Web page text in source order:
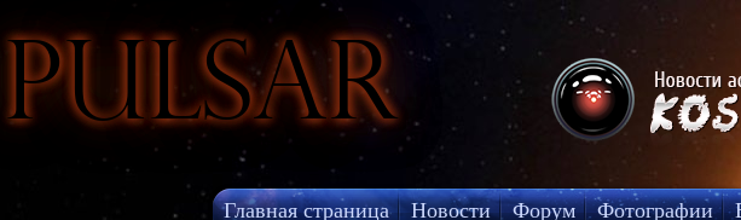
Pulsar
Главная страница Новости Форум Фотографии